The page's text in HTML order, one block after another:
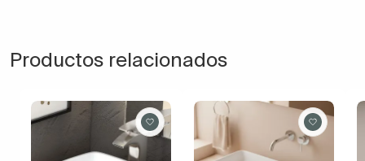
Productos relacionados